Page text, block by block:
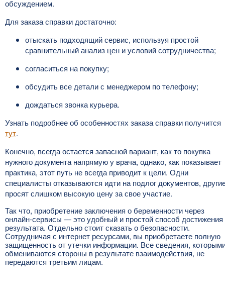
обсуждением.
Для заказа справки достаточно:
отыскать подходящий сервис, используя простой
сравнительный анализ цен и условий сотрудничества;
согласиться на покупку;
обсудить все детали с менеджером по телефону;
дождаться звонка курьера.
Узнать подробнее об особенностях заказа справки получится
тут.
Конечно, всегда остается запасной вариант, как то покупка
нужного документа напрямую у врача, однако, как показывает
практика, этот путь не всегда приводит к цели. Одни
специалисты отказываются идти на подлог документов,
просят слишком высокую цену за свое участие.
Так что, приобретение заключения о беременности через
онлайн-сервисы — это удобный и простой способ достижения
результата. Отдельно стоит сказать о безопасности.
Сотрудничая с интернет ресурсами, вы приобретаете полную
защищенность от утечки информации. Все сведения,
обмениваются стороны в результате взаимодействия, не
передаются третьим лицам.